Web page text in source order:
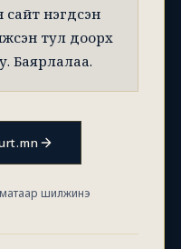
сайт нэгдсэн
тул доорх
Баярлалаа.
шилжинэ